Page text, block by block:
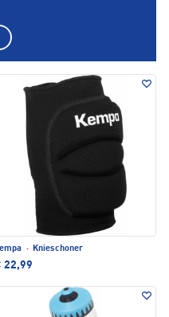
· Knieschoner
22,99